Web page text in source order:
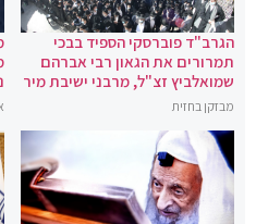
הגרב"ד פוברסקי הספיד בבכי
תמרורים את הגאון רבי אברהם
שמואלביץ זצ"ל, מרבני ישיבת מיר
מבזקן בחזית